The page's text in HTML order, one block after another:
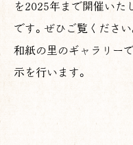
を2025年まで開催いた
です。ぜひご覧ください
和紙の里のギャラリー
示を行います。